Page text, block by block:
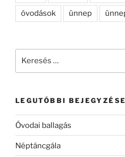
óvodások ünnep
LEGUTÓBBI
Óvodai ballagás
Néptáncgála